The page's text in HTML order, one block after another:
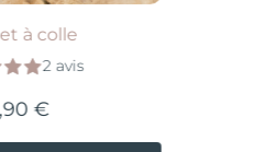
à colle
2 avis
€